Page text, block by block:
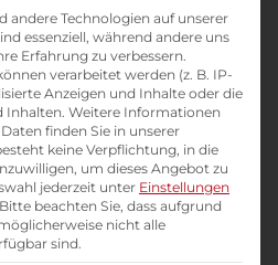
andere Technologien auf unserer
essenziell, während andere uns
Erfahrung zu verbessern.
verarbeitet werden (z. B. IP-
Anzeigen und Inhalte oder die
Inhalten. Weitere Informationen
finden Sie in unserer
keine Verpflichtung, in die
um dieses Angebot zu
jederzeit unter Einstellungen
Bitte beachten Sie, dass aufgrund
nicht alle
sind.